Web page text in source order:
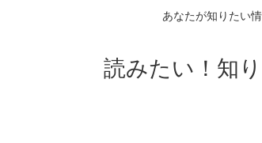
あなたが知りたい
読みたい！知